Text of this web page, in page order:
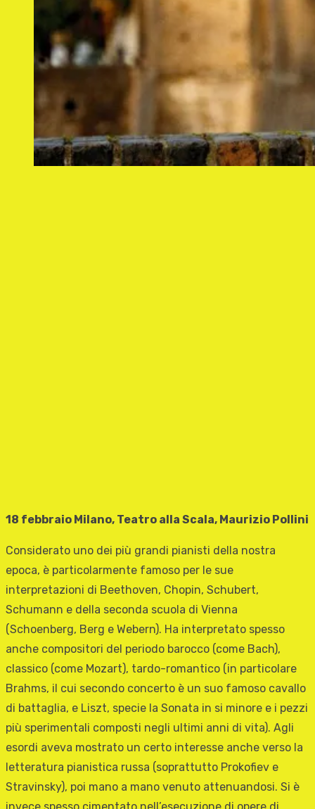
18 febbraio Milano, Teatro alla Scala, Maurizio Pollini
Considerato uno dei più grandi pianisti della nostra
epoca, è particolarmente famoso per le sue
interpretazioni di Beethoven, Chopin, Schubert,
Schumann e della seconda scuola di Vienna
(Schoenberg, Berg e Webern). Ha interpretato spesso
anche compositori del periodo barocco (come Bach),
classico (come Mozart), tardo-romantico (in particolare
Brahms, il cui secondo concerto è un suo famoso cavallo
di battaglia, e Liszt, specie la Sonata in si minore e i pezzi
più sperimentali composti negli ultimi anni di vita). Agli
esordi aveva mostrato un certo interesse anche verso la
letteratura pianistica russa (soprattutto Prokofiev e
Stravinsky), poi mano a mano venuto attenuandosi. Si è